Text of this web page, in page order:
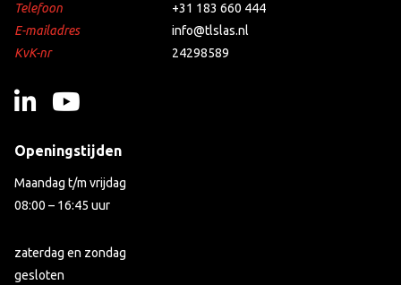
Telefoon
+31 183 660 444
E-mailadres
info@tlslas.nl
KvK-nr
24298589
Openingstijden
Maandag t/m vrijdag
08:00 – 16:45 uur
zaterdag en zondag
gesloten